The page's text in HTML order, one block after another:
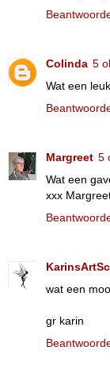
Colinda 5
Wat een
Margreet 5
Wat een
xxx
wat een
gr karin